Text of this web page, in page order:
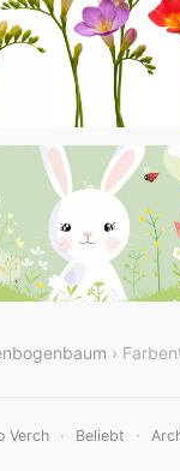
›
Verch · Beliebt ·